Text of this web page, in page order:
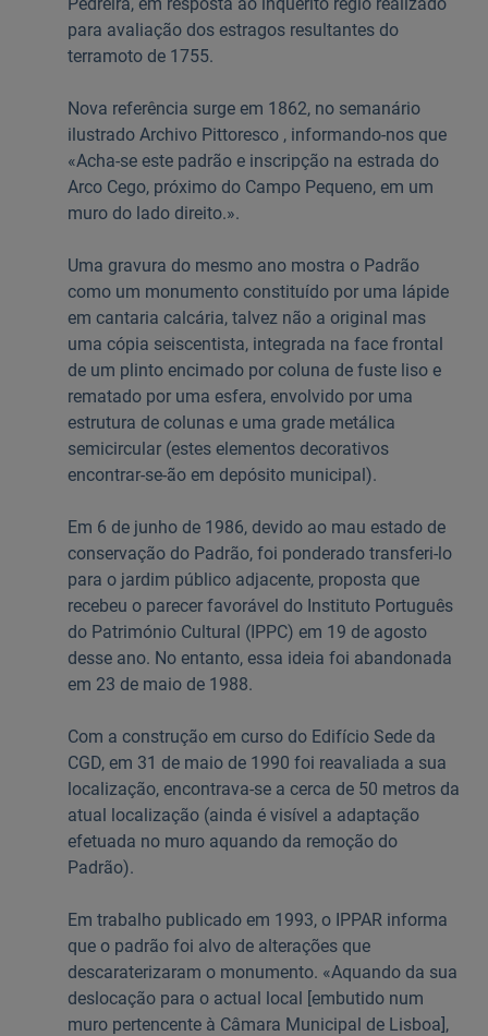
para avaliação dos estragos resultantes do
terramoto de 1755.
Nova referência surge em 1862, no semanário
ilustrado Archivo Pittoresco , informando-nos que
«Acha-se este padrão e inscripção na estrada do
Arco Cego, próximo do Campo Pequeno, em um
muro do lado direito.».
Uma gravura do mesmo ano mostra o Padrão
como um monumento constituído por uma lápide
em cantaria calcária, talvez não a original mas
uma cópia seiscentista, integrada na face frontal
de um plinto encimado por coluna de fuste liso e
rematado por uma esfera, envolvido por uma
estrutura de colunas e uma grade metálica
semicircular (estes elementos decorativos
encontrar-se-ão em depósito municipal).
Em 6 de junho de 1986, devido ao mau estado de
conservação do Padrão, foi ponderado transferi-lo
para o jardim público adjacente, proposta que
recebeu o parecer favorável do Instituto Português
do Património Cultural (IPPC) em 19 de agosto
desse ano. No entanto, essa ideia foi abandonada
em 23 de maio de 1988.
Com a construção em curso do Edifício Sede da
CGD, em 31 de maio de 1990 foi reavaliada a sua
localização, encontrava-se a cerca de 50 metros da
atual localização (ainda é visível a adaptação
efetuada no muro aquando da remoção do
Padrão).
Em trabalho publicado em 1993, o IPPAR informa
que o padrão foi alvo de alterações que
descaraterizaram o monumento. «Aquando da sua
deslocação para o actual local [embutido num
muro pertencente à Câmara Municipal de Lisboa],